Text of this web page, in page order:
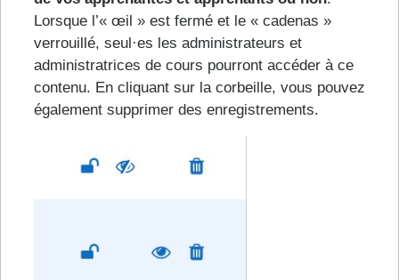
Lorsque l’« œil » est fermé et le « cadenas »
verrouillé, seul·es les administrateurs et
administratrices de cours pourront accéder à ce
contenu. En cliquant sur la corbeille, vous pouvez
également supprimer des enregistrements.